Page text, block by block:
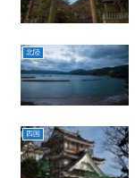
北陸
四国